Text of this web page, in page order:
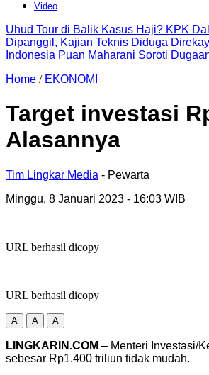
Video
Uhud Tour di Balik Kasus Haji? KPK
Dipanggil, Kajian Teknis Diduga
Indonesia Puan Maharani Soroti
Home / EKONOMI
Target investasi
Alasannya
Tim Lingkar Media - Pewarta
Minggu, 8 Januari 2023 - 16:03 WIB
URL berhasil dicopy
URL berhasil dicopy
A A A
LINGKARIN.COM – Menteri Investasi/
sebesar Rp1.400 triliun tidak mudah.